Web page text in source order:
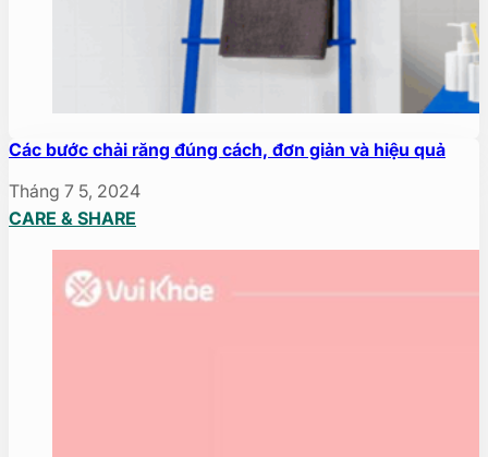
Các bước chải răng đúng cách, đơn giản và hiệu quả
Tháng 7 5, 2024
CARE & SHARE